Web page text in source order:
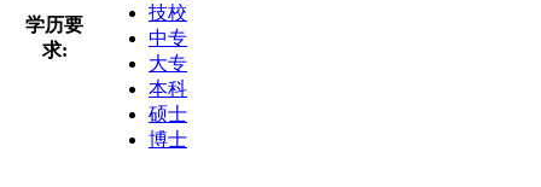
学历要
求:
技校
中专
大专
本科
硕士
博士